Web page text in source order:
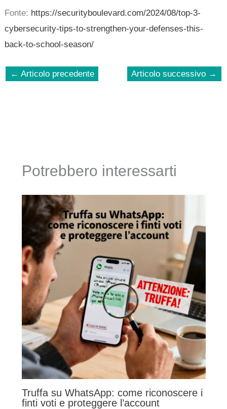
Fonte: https://securityboulevard.com/2024/08/top-3-
cybersecurity-tips-to-strengthen-your-defenses-this-
back-to-school-season/
← Articolo precedente Articolo successivo →
Potrebbero interessarti
Truffa su WhatsApp: come riconoscere i
finti voti e proteggere l’account